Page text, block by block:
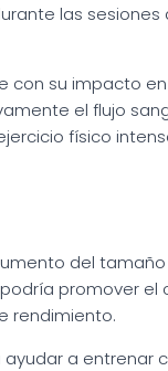
las
su impacto
el flujo
físico
del
promover el
rendimiento.
a entrenar